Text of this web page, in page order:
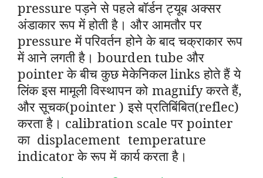
pressure पड़ने से पहले बॉर्डन ट्यूब अक्सर
अंडाकार रूप में होती है। और आमतौर पर
pressure में परिवर्तन होने के बाद चक्राकार रूप
में आने लगती है। bourden tube और
pointer के बीच कुछ मेकेनिकल links होते हैं ये
लिंक इस मामूली विस्थापन को magnify करते हैं,
और सूचक(pointer ) इसे प्रतिबिंबित(reflec)
करता है। calibration scale पर pointer
का displacement temperature
indicator के रूप में कार्य करता है।